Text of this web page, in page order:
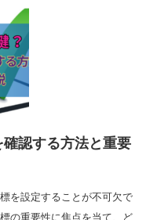
認する方法と重要
を設定することが不可欠で
の重要性に焦点を当て、ど